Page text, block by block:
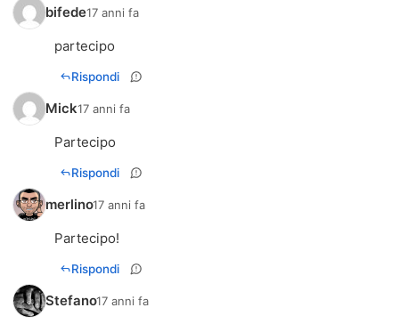
bifede17 anni fa
partecipo
Rispondi
Mick17 anni fa
Partecipo
Rispondi
merlino17 anni fa
Partecipo!
Rispondi
Stefano17 anni fa